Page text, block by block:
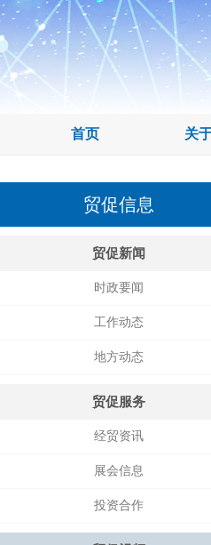
首页 关
贸促信息
贸促新闻
时政要闻
工作动态
地方动态
贸促服务
经贸资讯
展会信息
投资合作